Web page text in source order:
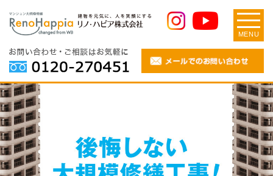
MENU